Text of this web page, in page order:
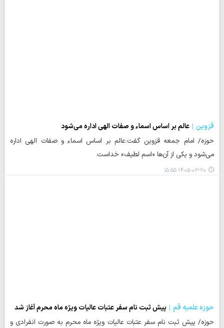
قزوین
عالم بر اساس اسماء و صفات الهی اداره می‌شود
حوزه/ امام جمعه قزوین گفت:عالم بر اساس اسماء و صفات الهی اداره
می‌شود و یکی از آن‌ها «اسم لطیف» خداست.
۱۴۰۵-۰۳-۲۰ ۱۵:۵۵
حوزه علمیه قم
پیش ثبت نام سفر عتبات عالیات ویژه ماه محرم آغاز شد
حوزه/ پیش ثبت نام سفر عتبات عالیات ویژه ماه محرم به صورت انفرادی و